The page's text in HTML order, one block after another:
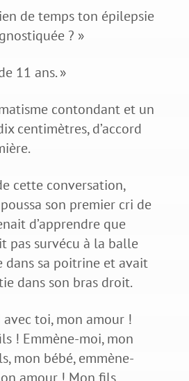
de temps ton épilepsie
? »
11 ans. »
contondant et un
centimètres, d’accord
cette conversation,
son premier cri de
d’apprendre que
pas survécu à la balle
dans sa poitrine et avait
dans son bras droit.
toi, mon amour !
! Emmène-moi, mon
mon bébé, emmène-
amour ! Mon fils,